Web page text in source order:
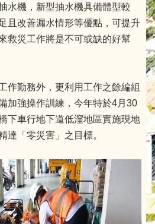
水機，新型抽水機具備體型較
且改善漏水情形等優點，可提升
救災工作將是不可或缺的好幫
作勤務外，更利用工作之餘編組
加強操作訓練，今年特於4月30
下車行地下道低漥地區實施現地
達「零災害」之目標。